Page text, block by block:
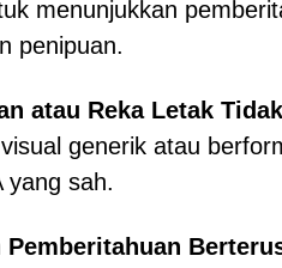
menunjukkan
penipuan.
atau Reka Letak
generik atau
yang sah.
Pemberitahuan